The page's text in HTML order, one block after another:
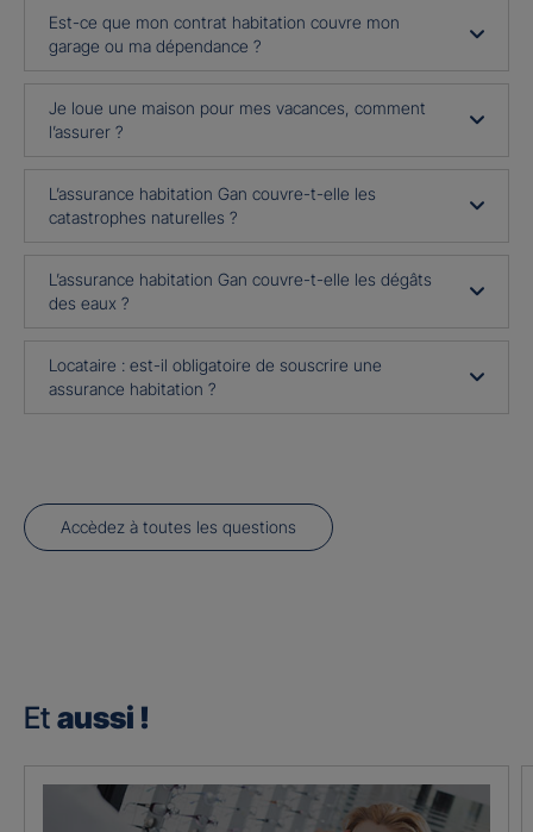
Est-ce que mon contrat habitation couvre mon
garage ou ma dépendance ?
Je loue une maison pour mes vacances, comment
l’assurer ?
L’assurance habitation Gan couvre-t-elle les
catastrophes naturelles ?
L’assurance habitation Gan couvre-t-elle les dégâts
des eaux ?
Locataire : est-il obligatoire de souscrire une
assurance habitation ?
Accèdez à toutes les questions
Et aussi !